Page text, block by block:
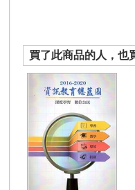
買了此商品的人，也